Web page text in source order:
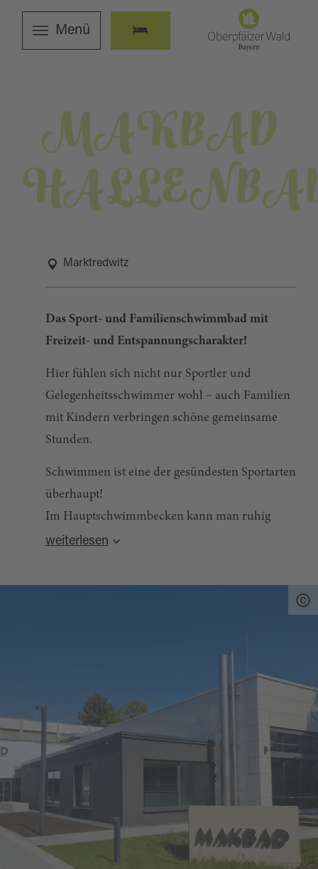
Menü
MAKBAD
Marktredwitz
Das Sport- und Familienschwimmbad mit
Freizeit- und Entspannungscharakter!
Hier fühlen sich nicht nur Sportler und
Gelegenheitsschwimmer wohl – auch Familien
mit Kindern verbringen schöne gemeinsame
Stunden.
Schwimmen ist eine der gesündesten Sportarten
überhaupt!
Im Hauptschwimmbecken kann man ruhig
„Bahnen ziehen“ oder effektiv dem
Im Nichtschwimmerbecken befindet sich eine
Wasserrutsche und die ganz Kleinen lädt das
Babybecken zum Spielen mit den Eltern ein.
Der neu gebaute Wellnessbereich wiederum
verspricht Entspannung pur! Die Wärme des
Dampfbades löst verspannte Muskeln und regt
den Stoffwechsel an. Alternativ lässt man es sich
in der Infrarotkabine gut gehen, genießt
anschließend die Erlebnisdusche und relaxt im
angrenzenden Ruheraum. ***Auf Grund der
Corona Pandemie ist der Wellnessbereich
momentan leider noch geschlossen. ***
weiterlesen